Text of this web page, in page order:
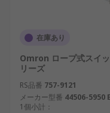
在庫あり
Omron ロープ式スイ
リーズ
RS品番 757-9121
メーカー型番 44506-5950
1個小計：